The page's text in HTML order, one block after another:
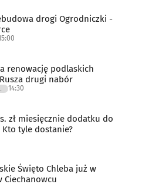
drogi Ogrodniczki -
renowację podlaskich
drugi nabór
14:30
zł miesięcznie dodatku do
tyle dostanie?
Święto Chleba już w
Ciechanowcu